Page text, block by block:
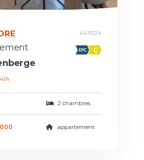
4411324
2 chambres
appartement